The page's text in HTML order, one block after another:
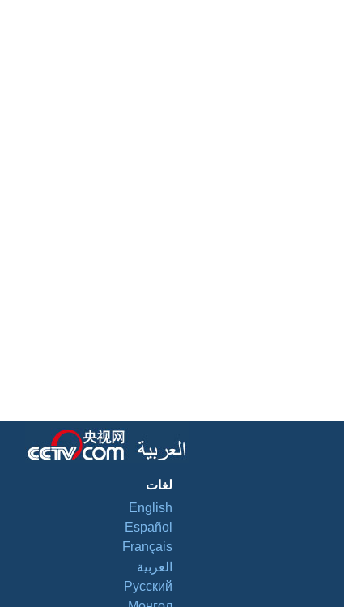
لغات
English
Español
Français
العربية
Pусский